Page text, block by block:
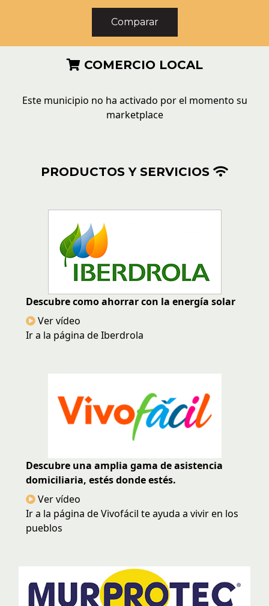
COMERCIO LOCAL
Este municipio no ha activado por el momento su
marketplace
PRODUCTOS Y SERVICIOS
Descubre como ahorrar con la energía solar
Ver vídeo
Ir a la página de Iberdrola
Descubre una amplia gama de asistencia
domiciliaria, estés donde estés.
Ver vídeo
Ir a la página de Vivofácil te ayuda a vivir en los
pueblos